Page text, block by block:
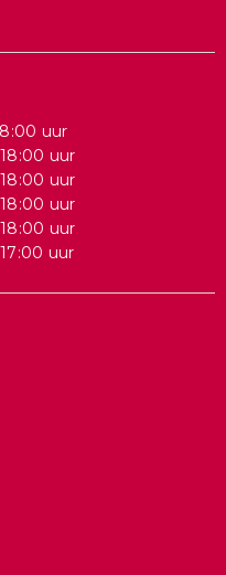
uur
uur
uur
uur
uur
uur